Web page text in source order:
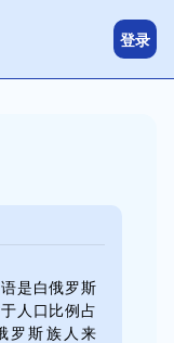
登录
是白俄罗斯
人口比例占
罗斯族人来